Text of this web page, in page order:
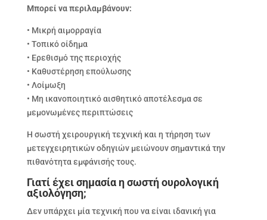
Μπορεί να περιλαμβάνουν:
• Μικρή αιμορραγία
• Τοπικό οίδημα
• Ερεθισμό της περιοχής
• Καθυστέρηση επούλωσης
• Λοίμωξη
• Μη ικανοποιητικό αισθητικό αποτέλεσμα σε
μεμονωμένες περιπτώσεις
Η σωστή χειρουργική τεχνική και η τήρηση των
μετεγχειρητικών οδηγιών μειώνουν σημαντικά την
πιθανότητα εμφάνισής τους.
Γιατί έχει σημασία η σωστή ουρολογική
αξιολόγηση;
Δεν υπάρχει μία τεχνική που να είναι ιδανική για